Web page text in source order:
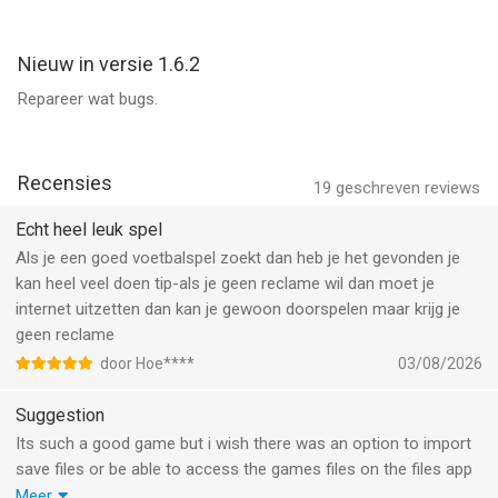
Meertalig commentaar:
Dompel jezelf onder in het gejuich van het publiek en de
spanning van de wedstrijd
sferen:
Stap binnen in adembenemende nieuwe stadions die je midden
in de actie plaatsen
Voel de energie van een verbeterde stadionervaring die elke
wedstrijd tot leven brengt!
Nieuwste shirts en voetballen: Kies uit nieuw ontworpen tenues
en een breed scala aan ballen!
Pas je bediening aan: Geniet van aangepaste bediening en
Nieuw in versie 1.6.2
Repareer wat bugs.
19 geschreven reviews
Recensies
Echt heel leuk spel
Als je een goed voetbalspel zoekt dan heb je het gevonden je
kan heel veel doen tip-als je geen reclame wil dan moet je
internet uitzetten dan kan je gewoon doorspelen maar krijg je
geen reclame
door Hoe**** 03/08/2026
Suggestion
Its such a good game but i wish there was an option to import
save files or be able to access the games files on the files app